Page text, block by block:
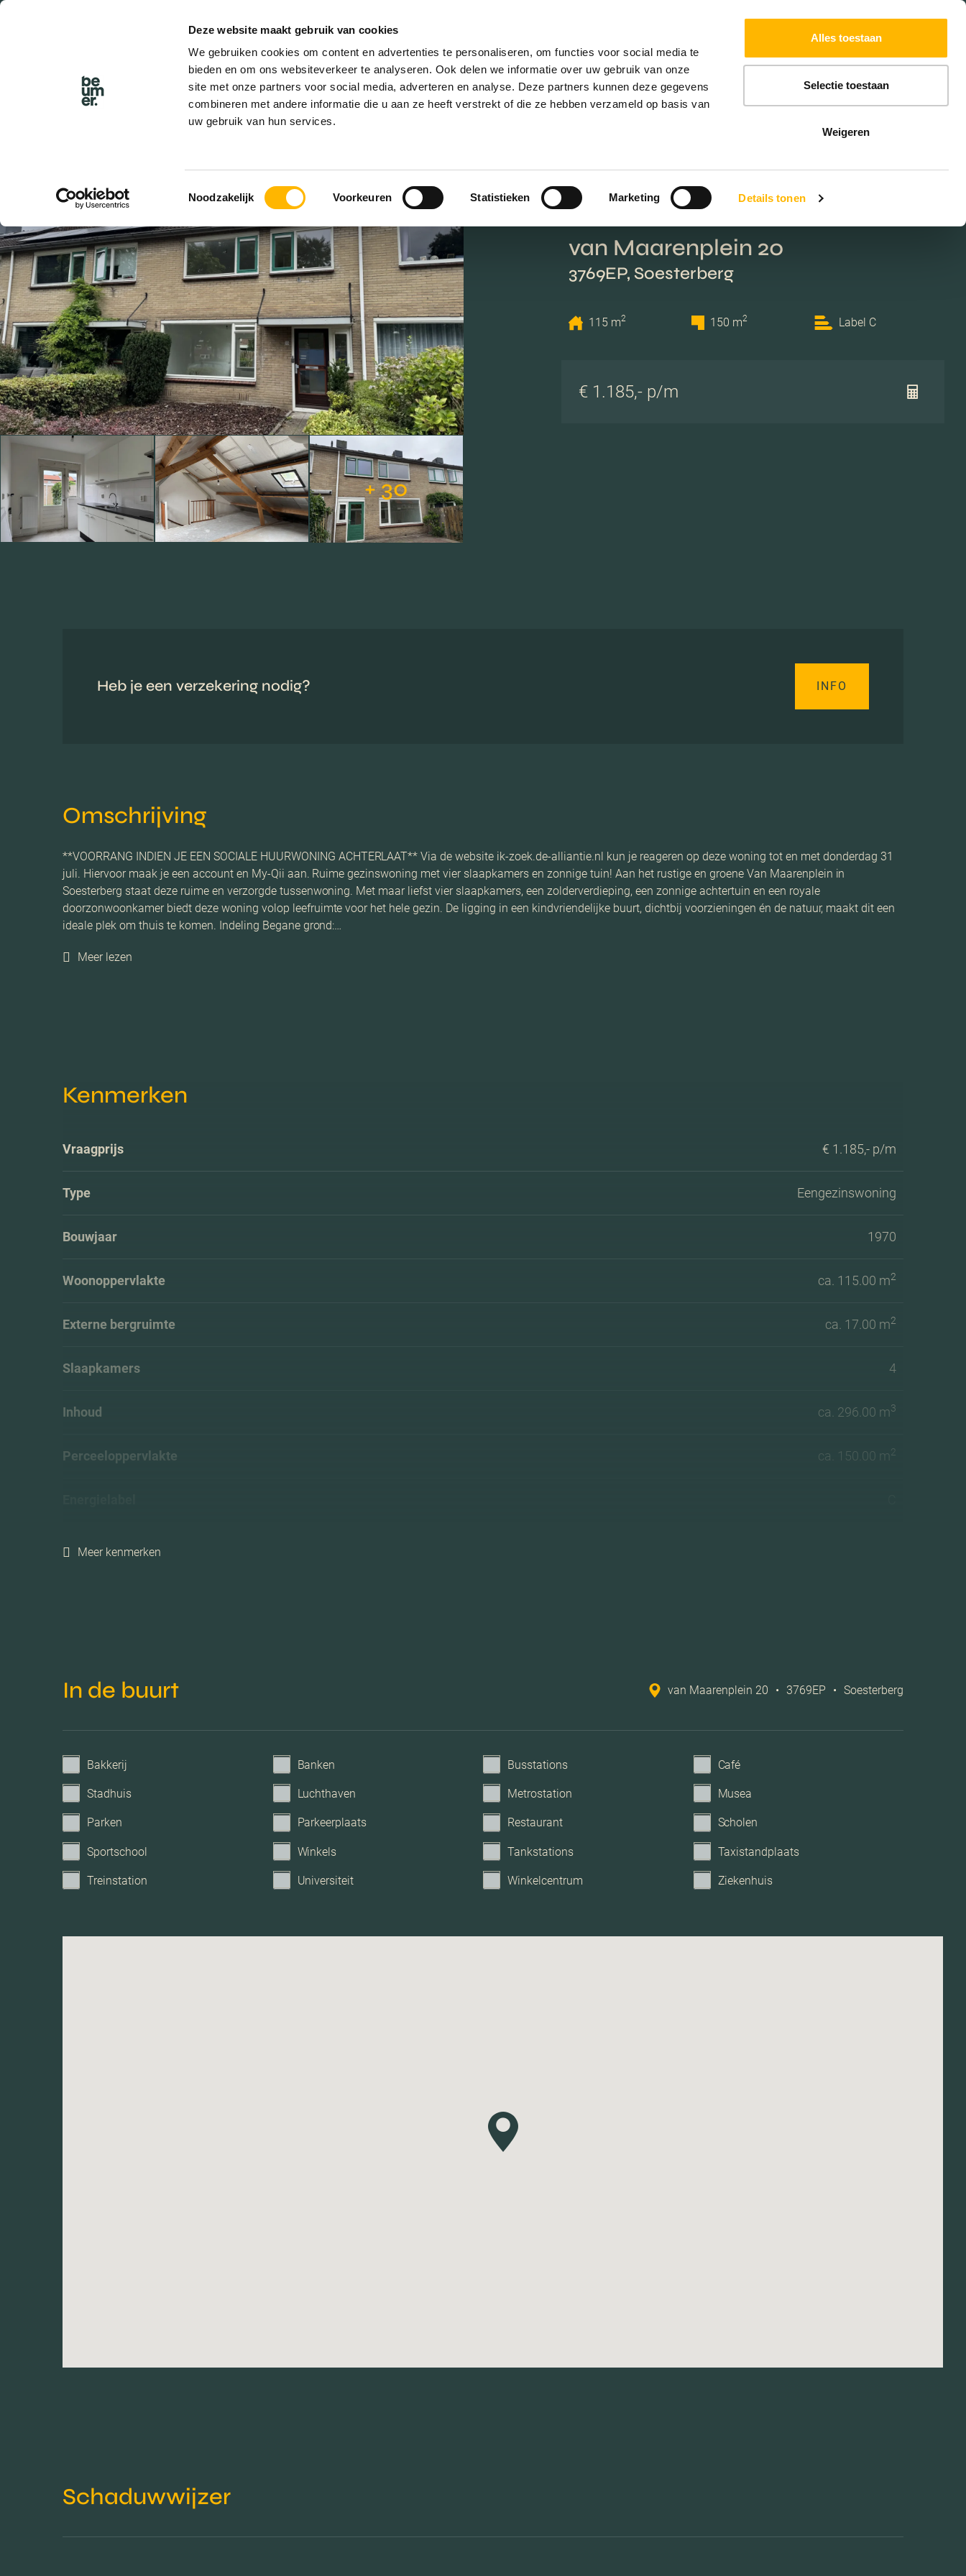
Deze website maakt gebruik van cookies
We gebruiken cookies om content en advertenties te personaliseren, om functies voor social media te
bieden en om ons websiteverkeer te analyseren. Ook delen we informatie over uw gebruik van onze
site met onze partners voor social media, adverteren en analyse. Deze partners kunnen deze gegevens
combineren met andere informatie die u aan ze heeft verstrekt of die ze hebben verzameld op basis van
uw gebruik van hun services.
Toestemmingsselectie
Noodzakelijk Voorkeuren Statistieken Marketing Details tonen
Alles toestaan
Selectie toestaan
Weigeren
EXTRA DIENSTEN
+ 30
van Maarenplein 20
3769EP, Soesterberg
115 m2 150 m2 Label C
€ 1.185,- p/m
Heb je een verzekering nodig? INFO
Omschrijving
**VOORRANG INDIEN JE EEN SOCIALE HUURWONING ACHTERLAAT** Via de website ik-zoek.de-alliantie.nl kun je reageren op deze woning tot en met donderdag 31
juli. Hiervoor maak je een account en My-Qii aan. Ruime gezinswoning met vier slaapkamers en zonnige tuin! Aan het rustige en groene Van Maarenplein in
Soesterberg staat deze ruime en verzorgde tussenwoning. Met maar liefst vier slaapkamers, een zolderverdieping, een zonnige achtertuin en een royale
doorzonwoonkamer biedt deze woning volop leefruimte voor het hele gezin. De ligging in een kindvriendelijke buurt, dichtbij voorzieningen én de natuur, maakt dit een
ideale plek om thuis te komen. Indeling Begane grond:…
Meer lezen
Kenmerken
Vraagprijs € 1.185,- p/m
Type Eengezinswoning
Bouwjaar 1970
Woonoppervlakte ca. 115.00 m2
Externe bergruimte ca. 17.00 m2
Slaapkamers 4
Inhoud ca. 296.00 m3
Perceeloppervlakte ca. 150.00 m2
Meer kenmerken
In de buurt van Maarenplein 20 • 3769EP • Soesterberg
Bakkerij Banken Busstations Café
Stadhuis Luchthaven Metrostation Musea
Parken Parkeerplaats Restaurant Scholen
Sportschool Winkels Tankstations Taxistandplaats
Treinstation Universiteit Winkelcentrum Ziekenhuis
Schaduwwijzer